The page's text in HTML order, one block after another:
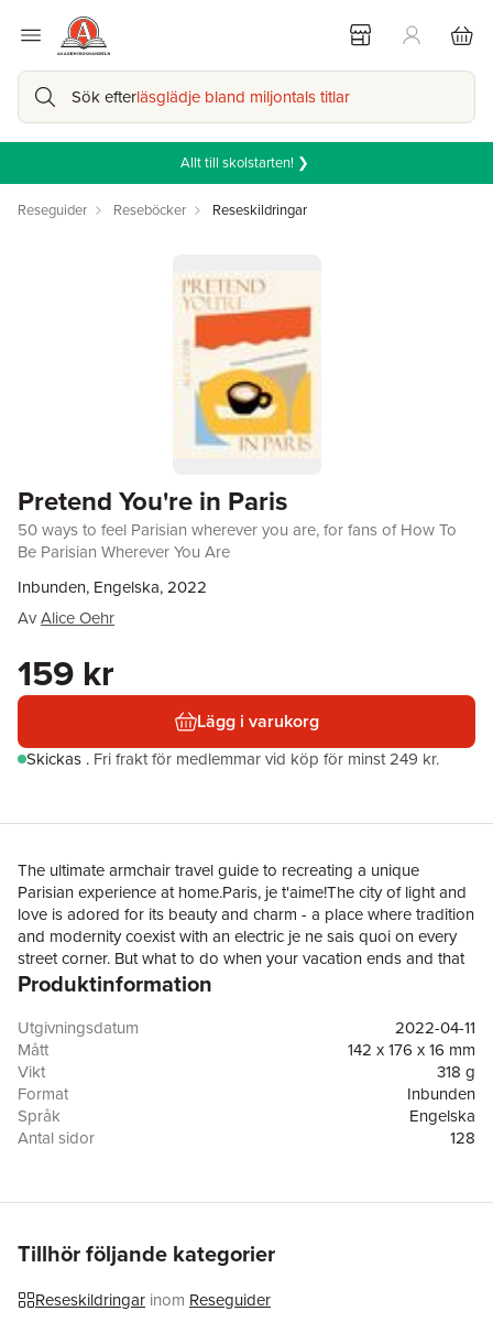
Sök efterläsglädje bland miljontals titlar
Allt till skolstarten! ❯
Reseguider Reseböcker Reseskildringar
Pretend You're in Paris
50 ways to feel Parisian wherever you are, for fans of How To
Be Parisian Wherever You Are
Inbunden, Engelska, 2022
AvAlice Oehr
159 kr
Lägg i varukorg
Skickas . Fri frakt för medlemmar vid köp för minst 249 kr.
The ultimate armchair travel guide to recreating a unique
Parisian experience at home.Paris, je t'aime!The city of light and
love is adored for its beauty and charm - a place where tradition
and modernity coexist with an electric je ne sais quoi on every
street corner. But what to do when your vacation ends and that
'Paris feeling' is gone?Celebrated illustrator (and self-confessed
activities to help recreate the sights, sounds and smells of Paris
without leaving home. From food and drink to culture, fashion,
architecture and the outdoors, this is the ultimate inspirational
guidebook for anyone wishing they were somewhere else.We
can't all be Parisian, but you can Pretend You're in Paris every
day of the week.
Produktinformation
Utgivningsdatum
2022-04-11
Mått
142 x 176 x 16 mm
Vikt
318 g
Format
Inbunden
Språk
Engelska
Antal sidor
128
Tillhör följande kategorier
Reseskildringar inom Reseguider